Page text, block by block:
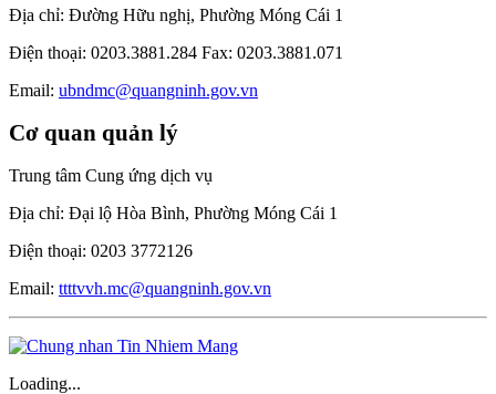
Địa chỉ: Đường Hữu nghị, Phường Móng Cái 1
Điện thoại: 0203.3881.284 Fax: 0203.3881.071
Email: ubndmc@quangninh.gov.vn
Cơ quan quản lý
Trung tâm Cung ứng dịch vụ
Địa chỉ: Đại lộ Hòa Bình, Phường Móng Cái 1
Điện thoại: 0203 3772126
Email: ttttvvh.mc@quangninh.gov.vn
Loading...